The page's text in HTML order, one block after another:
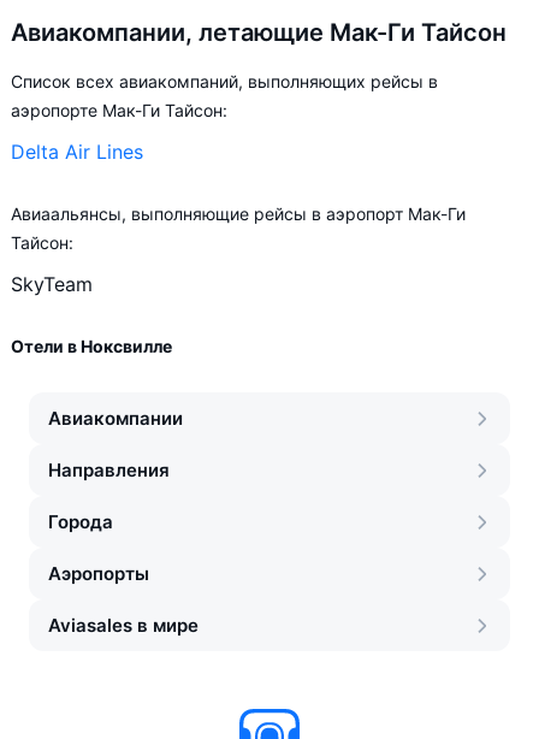
Авиакомпании, летающие Мак-Ги Тайсон
Список всех авиакомпаний, выполняющих рейсы в
аэропорте Мак-Ги Тайсон:
Delta Air Lines
Авиаальянсы, выполняющие рейсы в аэропорт Мак-Ги
Тайсон:
SkyTeam
Отели в Ноксвилле
Авиакомпании
Направления
Города
Аэропорты
Aviasales в мире